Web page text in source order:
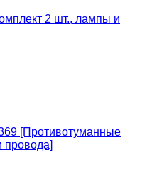
[Противотуманные
провода]